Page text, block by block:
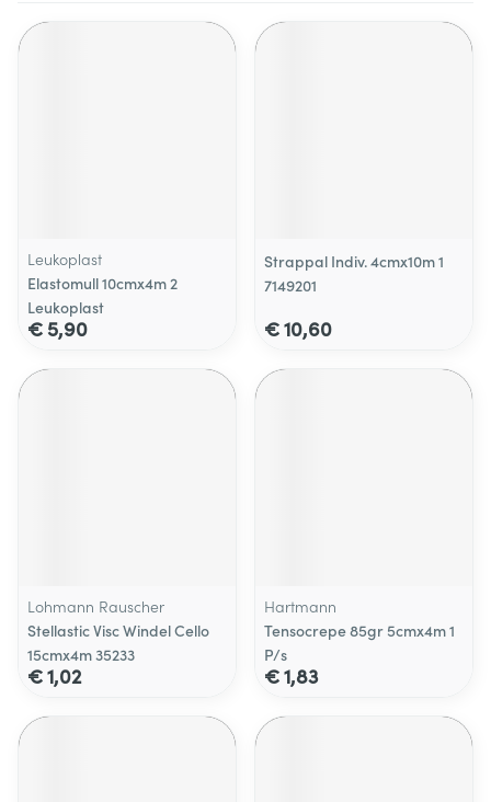
Leukoplast
Elastomull 10cmx4m 2
Leukoplast
€ 5,90
Strappal Indiv. 4cmx10m 1
7149201
€ 10,60
Lohmann Rauscher
Stellastic Visc Windel Cello
15cmx4m 35233
€ 1,02
Hartmann
Tensocrepe 85gr 5cmx4m 1
P/s
€ 1,83